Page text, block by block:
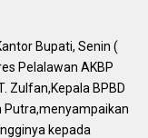
Bupati, Senin (
Pelalawan AKBP
Zulfan,Kepala BPBD
Putra,menyampaikan
kepada